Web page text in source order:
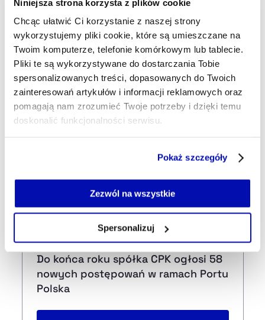
Niniejsza strona korzysta z plików cookie
Chcąc ułatwić Ci korzystanie z naszej strony
wykorzystujemy pliki cookie, które są umieszczane na
Twoim komputerze, telefonie komórkowym lub tablecie.
Pliki te są wykorzystywane do dostarczania Tobie
spersonalizowanych treści, dopasowanych do Twoich
zainteresowań artykułów i informacji reklamowych oraz
pomagają nam zrozumieć Twoje potrzeby i dzięki temu
doskonalić funkcjonalności serwisu.
Jeżeli nie wyrażasz zgody na zapisywanie plików cookie,
możesz łatwo zarządzać swoimi uprawnieniami, np. we
własnej przeglądarce internetowej lub po wybraniu opcji
naszejPolityce Prywatności.
Pokaż szczegóły
Zezwól na wszystkie
Spersonalizuj
Ebola rozprzestrzenia się najszybciej
w historii. Ponad 1,8 tys. zgonów
11:14
Europa nie jest już taka sama. Polska
potroiła swój udział w PKB UE
MRPiPS: bezrobocie w lipcu wzrosło
10:34
Do końca roku spółka CPK ogłosi 58
nowych postępowań w ramach Portu
Polska